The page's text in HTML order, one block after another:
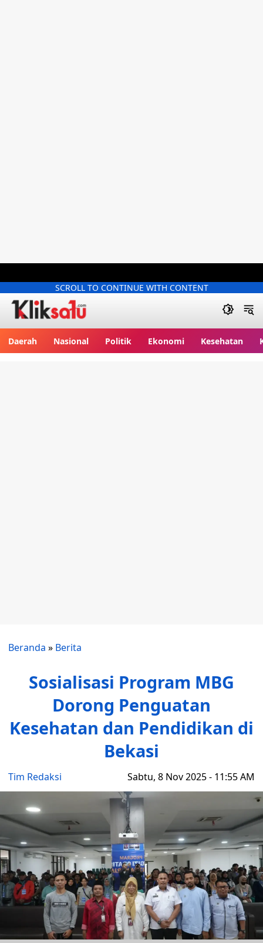
SCROLL TO CONTINUE WITH CONTENT
Daerah Nasional Politik Ekonomi Kesehatan
Beranda » Berita
Sosialisasi Program MBG
Dorong Penguatan
Kesehatan dan Pendidikan di
Bekasi
Tim Redaksi Sabtu, 8 Nov 2025 - 11:55 AM